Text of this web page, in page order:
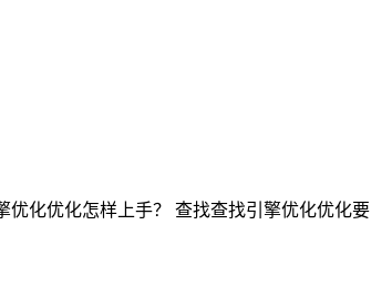
化优化怎样上手？ 查找查找引擎优化优化要